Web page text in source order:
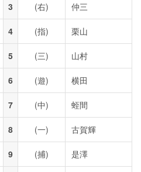
3 (右) 仲三
4 (指) 栗山
5 (三) 山村
6 (遊) 横田
7 (中) 蛭間
8 (一) 古賀輝
9 (捕) 是澤